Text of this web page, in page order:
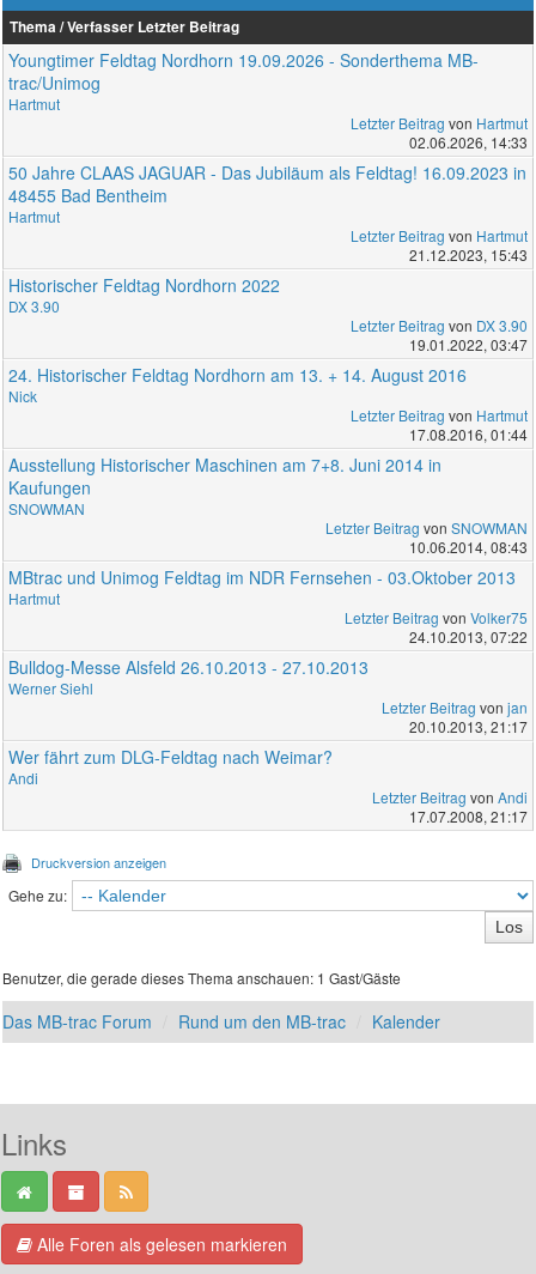
Thema / Verfasser Letzter Beitrag
Youngtimer Feldtag Nordhorn 19.09.2026 - Sonderthema MB-
trac/Unimog
Hartmut
Letzter Beitrag von Hartmut
02.06.2026, 14:33
50 Jahre CLAAS JAGUAR - Das Jubiläum als Feldtag! 16.09.2023 in
48455 Bad Bentheim
Hartmut
Letzter Beitrag von Hartmut
21.12.2023, 15:43
Historischer Feldtag Nordhorn 2022
DX 3.90
Letzter Beitrag von DX 3.90
19.01.2022, 03:47
24. Historischer Feldtag Nordhorn am 13. + 14. August 2016
Nick
Letzter Beitrag von Hartmut
17.08.2016, 01:44
Ausstellung Historischer Maschinen am 7+8. Juni 2014 in
Kaufungen
SNOWMAN
Letzter Beitrag von SNOWMAN
10.06.2014, 08:43
MBtrac und Unimog Feldtag im NDR Fernsehen - 03.Oktober 2013
Hartmut
Letzter Beitrag von Volker75
24.10.2013, 07:22
Bulldog-Messe Alsfeld 26.10.2013 - 27.10.2013
Werner Siehl
Letzter Beitrag von jan
20.10.2013, 21:17
Wer fährt zum DLG-Feldtag nach Weimar?
Andi
Letzter Beitrag von Andi
17.07.2008, 21:17
Druckversion anzeigen
Gehe zu:
Benutzer, die gerade dieses Thema anschauen: 1 Gast/Gäste
Das MB-trac Forum Rund um den MB-trac Kalender
Links
Alle Foren als gelesen markieren